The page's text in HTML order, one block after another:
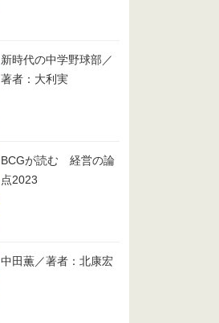
新時代の中学野球部／
著者：大利実
BCGが読む 経営の論
点2023
中田薫／著者：北康宏